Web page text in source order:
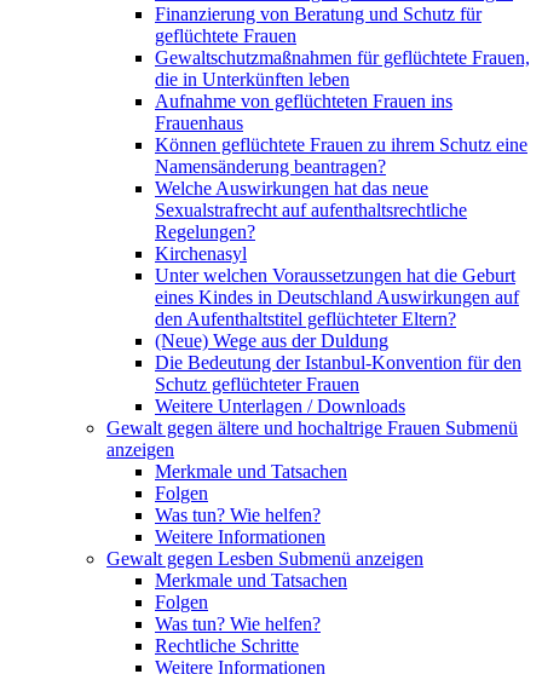
Finanzierung von Beratung und Schutz für
geflüchtete Frauen
Gewaltschutzmaßnahmen für geflüchtete Frauen,
die in Unterkünften leben
Aufnahme von geflüchteten Frauen ins
Frauenhaus
Können geflüchtete Frauen zu ihrem Schutz eine
Namensänderung beantragen?
Welche Auswirkungen hat das neue
Sexualstrafrecht auf aufenthaltsrechtliche
Regelungen?
Kirchenasyl
Unter welchen Voraussetzungen hat die Geburt
eines Kindes in Deutschland Auswirkungen auf
den Aufenthaltstitel geflüchteter Eltern?
(Neue) Wege aus der Duldung
Die Bedeutung der Istanbul-Konvention für den
Schutz geflüchteter Frauen
Weitere Unterlagen / Downloads
Gewalt gegen ältere und hochaltrige Frauen Submenü
anzeigen
Merkmale und Tatsachen
Folgen
Was tun? Wie helfen?
Weitere Informationen
Gewalt gegen Lesben Submenü anzeigen
Merkmale und Tatsachen
Folgen
Was tun? Wie helfen?
Rechtliche Schritte
Weitere Informationen